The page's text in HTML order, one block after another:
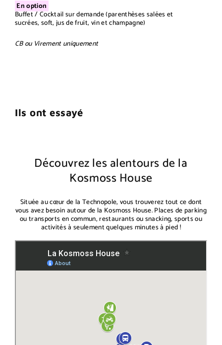
En option
Buffet / Cocktail sur demande (parenthèses salées et
sucrées, soft, jus de fruit, vin et champagne)
CB ou Virement uniquement
Ils ont essayé
Découvrez les alentours de la
Kosmoss House
Située au cœur de la Technopole, vous trouverez tout ce dont
vous avez besoin autour de la Kosmoss House. Places de parking
ou transports en commun, restaurants ou snacking, sports ou
activités à seulement quelques minutes à pied !